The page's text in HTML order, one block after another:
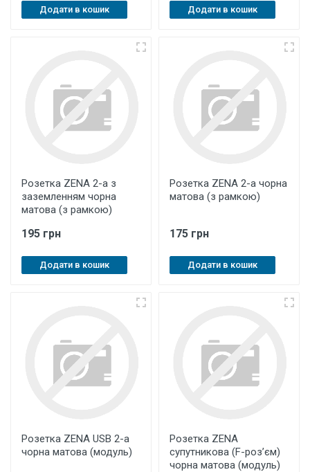
Додати в кошик Додати в кошик
Розетка ZENA 2-а з
заземленням чорна
матова (з рамкою)
195 грн
Додати в кошик
Розетка ZENA 2-а чорна
матова (з рамкою)
175 грн
Додати в кошик
Розетка ZENA USB 2-а
чорна матова (модуль)
Розетка ZENA
супутникова (F-роз’єм)
чорна матова (модуль)